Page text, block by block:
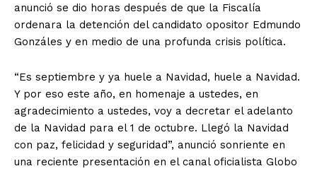
anunció se dio horas después de que la Fiscalía
ordenara la detención del candidato opositor Edmundo
Gonzáles y en medio de una profunda crisis política.
“Es septiembre y ya huele a Navidad, huele a Navidad.
Y por eso este año, en homenaje a ustedes, en
agradecimiento a ustedes, voy a decretar el adelanto
de la Navidad para el 1 de octubre. Llegó la Navidad
con paz, felicidad y seguridad”, anunció sonriente en
una reciente presentación en el canal oficialista Globo